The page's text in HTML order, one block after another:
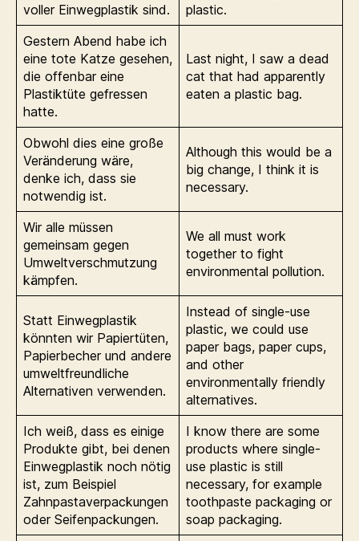
voller Einwegplastik sind.
plastic.
Gestern Abend habe ich
eine tote Katze gesehen,
die offenbar eine
Plastiktüte gefressen
hatte.
Last night, I saw a dead
cat that had apparently
eaten a plastic bag.
Obwohl dies eine große
Veränderung wäre,
denke ich, dass sie
notwendig ist.
Although this would be a
big change, I think it is
necessary.
Wir alle müssen
gemeinsam gegen
Umweltverschmutzung
kämpfen.
We all must work
together to fight
environmental pollution.
Statt Einwegplastik
könnten wir Papiertüten,
Papierbecher und andere
umweltfreundliche
Alternativen verwenden.
Instead of single-use
plastic, we could use
paper bags, paper cups,
and other
environmentally friendly
alternatives.
Ich weiß, dass es einige
Produkte gibt, bei denen
Einwegplastik noch nötig
ist, zum Beispiel
Zahnpastaverpackungen
oder Seifenpackungen.
I know there are some
products where single-
use plastic is still
necessary, for example
toothpaste packaging or
soap packaging.